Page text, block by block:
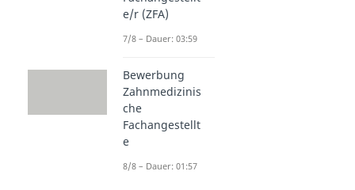
e/r (ZFA)
7/8 – Dauer: 03:59
Bewerbung
Zahnmedizinis
che
Fachangestellt
e
8/8 – Dauer: 01:57